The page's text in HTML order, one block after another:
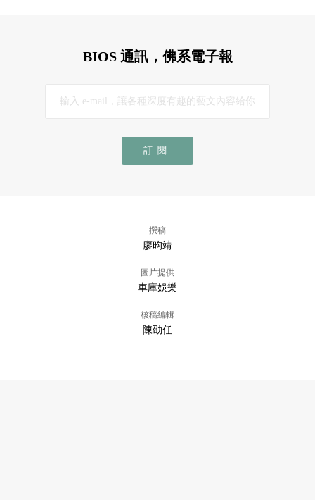
BIOS 通訊，佛系電子報
訂閱
撰稿
廖昀靖
圖片提供
車庫娛樂
核稿編輯
陳劭任